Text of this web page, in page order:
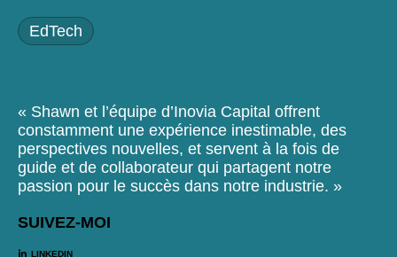
EdTech
« Shawn et l’équipe d’Inovia Capital offrent
constamment une expérience inestimable, des
perspectives nouvelles, et servent à la fois de
guide et de collaborateur qui partagent notre
passion pour le succès dans notre industrie. »
SUIVEZ-MOI
LINKEDIN